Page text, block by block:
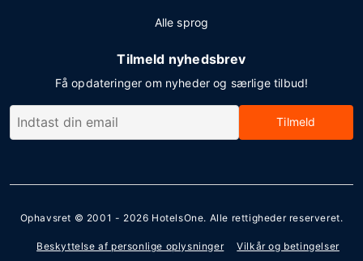
Alle sprog
Tilmeld nyhedsbrev
Få opdateringer om nyheder og særlige tilbud!
Tilmeld
Ophavsret © 2001 - 2026 HotelsOne. Alle rettigheder reserveret.
Beskyttelse af personlige oplysninger Vilkår og betingelser